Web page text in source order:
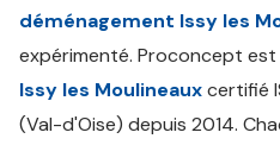
déménagement Issy les
expérimenté. Proconcept
Issy les Moulineauxcertifié
(Val-d'Oise) depuis 2014.